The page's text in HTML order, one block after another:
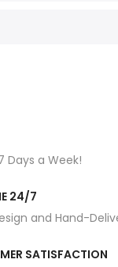
Days a Week!
24/7
and Hand-
SATISFACTION